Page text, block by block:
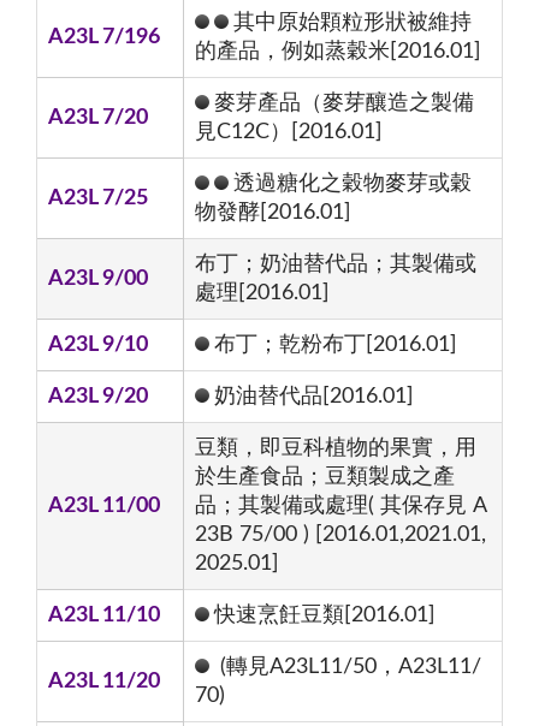
A23L 7/196
其中原始顆粒形狀被維持
的產品，例如蒸穀米[2016.01]
A23L 7/20
麥芽產品（麥芽釀造之製備
見C12C）[2016.01]
A23L 7/25
透過糖化之穀物麥芽或穀
物發酵[2016.01]
A23L 9/00
布丁；奶油替代品；其製備或
處理[2016.01]
A23L 9/10 布丁；乾粉布丁[2016.01]
A23L 9/20 奶油替代品[2016.01]
A23L 11/00
豆類，即豆科植物的果實，用
於生產食品；豆類製成之產
品；其製備或處理( 其保存見 A
23B 75/00 ) [2016.01,2021.01,
2025.01]
A23L 11/10 快速烹飪豆類[2016.01]
A23L 11/20
(轉見A23L11/50，A23L11/
70)